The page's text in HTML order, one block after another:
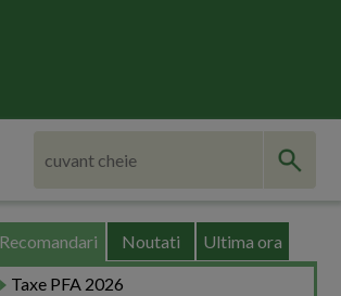
Recomandari Noutati Ultima ora
Taxe PFA 2026